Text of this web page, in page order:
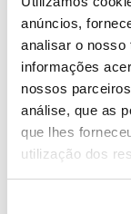
anúncios,
analisar o nosso
informações
nossos
análise, que as
que lhes
utilização dos
O
Cookies são